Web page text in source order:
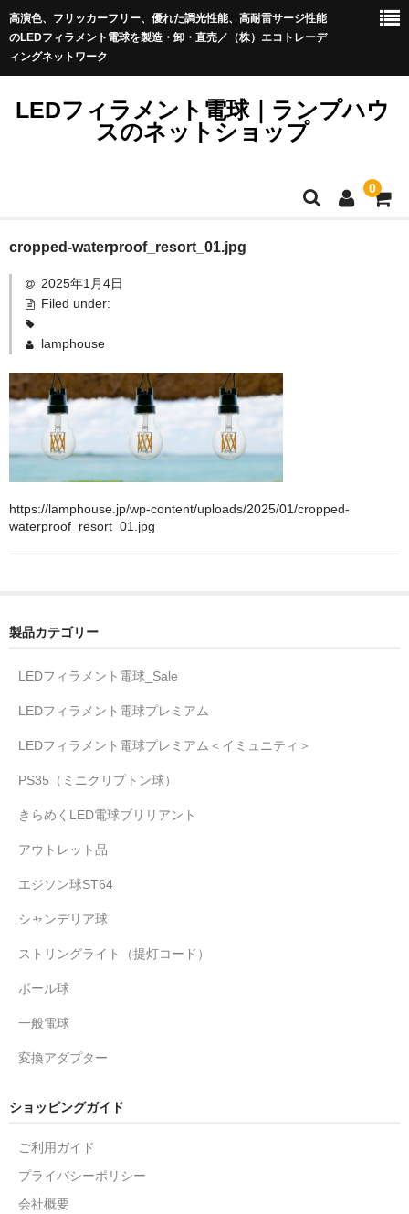
高演色、フリッカーフリー、優れた調光性能、高耐雷サージ性能
のLEDフィラメント電球を製造・卸・直売／（株）エコトレーデ
ィングネットワーク
LEDフィラメント電球｜ランプハウ
スのネットショップ
0
LEDフィラメント電球プレミアム＜イミュニティ＞
ストリングライト（提灯コード）
きらめくLED電球ブリリアント
アウトレット品
cropped-waterproof_resort_01.jpg
2025年1月4日
Filed under:
lamphouse
https://lamphouse.jp/wp-content/uploads/2025/01/cropped-
waterproof_resort_01.jpg
製品カテゴリー
LEDフィラメント電球_Sale
LEDフィラメント電球プレミアム
LEDフィラメント電球プレミアム＜イミュニティ＞
PS35（ミニクリプトン球）
きらめくLED電球ブリリアント
アウトレット品
エジソン球ST64
シャンデリア球
ストリングライト（提灯コード）
ボール球
一般電球
変換アダプター
ショッピングガイド
ご利用ガイド
プライバシーポリシー
会社概要